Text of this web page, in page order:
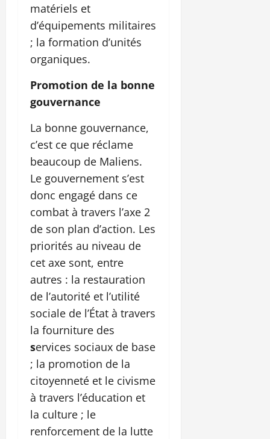
matériels et
d’équipements militaires
; la formation d’unités
organiques.
Promotion de la bonne
gouvernance
La bonne gouvernance,
c’est ce que réclame
beaucoup de Maliens.
Le gouvernement s’est
donc engagé dans ce
combat à travers l’axe 2
de son plan d’action. Les
priorités au niveau de
cet axe sont, entre
autres : la restauration
de l’autorité et l’utilité
sociale de l’État à travers
la fourniture des
services sociaux de base
; la promotion de la
citoyenneté et le civisme
à travers l’éducation et
la culture ; le
renforcement de la lutte